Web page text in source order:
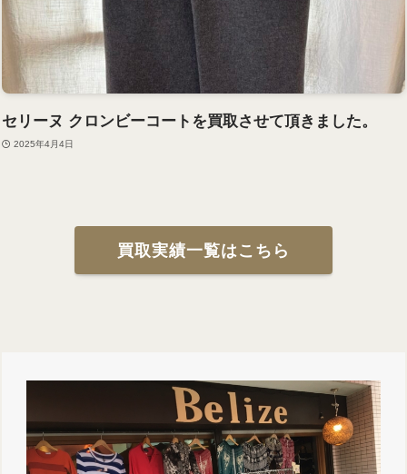
セリーヌ クロンビーコートを買取させて頂きました。
2025年4月4日
買取実績一覧はこちら